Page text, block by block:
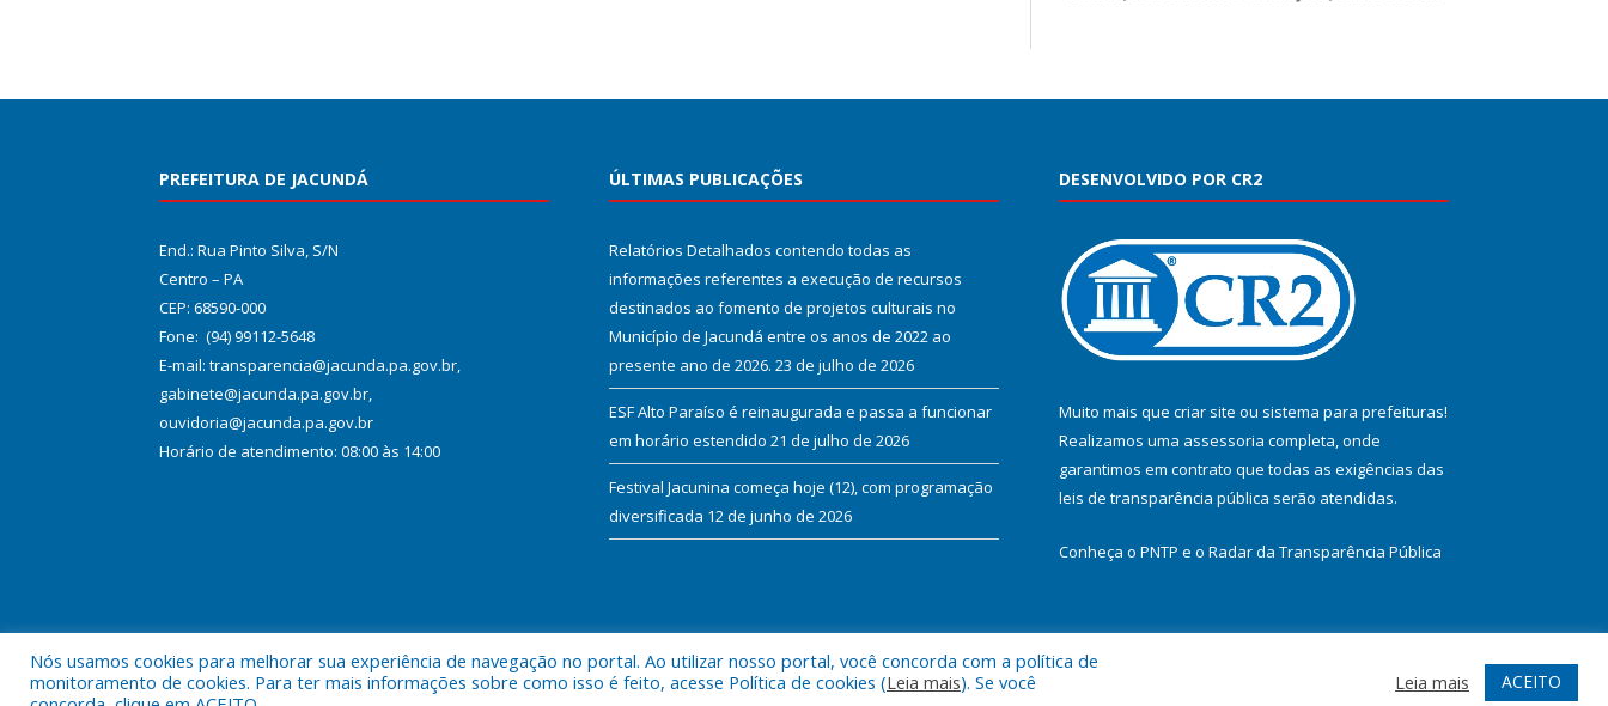
PREFEITURA DE JACUNDÁ
End.: Rua Pinto Silva, S/N
Centro – PA
CEP: 68590-000
Fone: (94) 99112-5648
E-mail: transparencia@jacunda.pa.gov.br,
gabinete@jacunda.pa.gov.br,
ouvidoria@jacunda.pa.gov.br
Horário de atendimento: 08:00 às 14:00
ÚLTIMAS PUBLICAÇÕES
Relatórios Detalhados contendo todas as
informações referentes a execução de recursos
destinados ao fomento de projetos culturais no
Município de Jacundá entre os anos de 2022 ao
presente ano de 2026. 23 de julho de 2026
ESF Alto Paraíso é reinaugurada e passa a funcionar
em horário estendido 21 de julho de 2026
Festival Jacunina começa hoje (12), com programação
diversificada 12 de junho de 2026
DESENVOLVIDO POR CR2
Muito mais que criar site ou sistema para prefeituras!
Realizamos uma assessoria completa, onde
garantimos em contrato que todas as exigências das
leis de transparência pública serão atendidas.
Conheça o PNTP e o Radar da Transparência Pública
Todos os direitos reservados a Prefeitura Municipal de Jacundá. Mapa do Site Acessar Webmail
Nós usamos cookies para melhorar sua experiência de navegação no portal. Ao utilizar nosso portal, você concorda com a política de
monitoramento de cookies. Para ter mais informações sobre como isso é feito, acesse Política de cookies (Leia mais). Se você
Leia mais ACEITO